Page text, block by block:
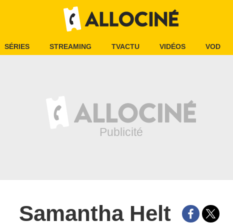
SÉRIES STREAMING TVACTU VIDÉOS VOD
Samantha Helt